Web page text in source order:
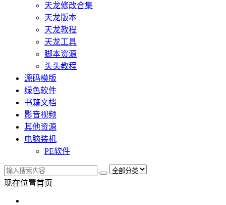
天龙修改合集
天龙版本
天龙教程
天龙工具
脚本资源
头头教程
源码模版
绿色软件
书籍文档
影音视频
其他资源
电脑装机
PE软件
现在位置首页